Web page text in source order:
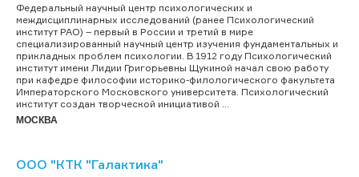
Федеральный научный центр психологических и
междисциплинарных исследований (ранее Психологический
институт РАО) – первый в России и третий в мире
специализированный научный центр изучения фундаментальных и
прикладных проблем психологии. В 1912 году Психологический
институт имени Лидии Григорьевны Щукиной начал свою работу
при кафедре философии историко-филологического факультета
Императорского Московского университета. Психологический
институт создан творческой инициативой ...
МОСКВА
ООО "КТК "Галактика"